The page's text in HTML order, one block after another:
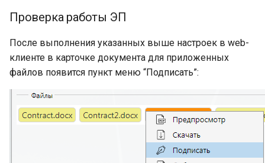
Проверка работы ЭП
После выполнения указанных выше настроек в web-
клиенте в карточке документа для приложенных
файлов появится пункт меню “Подписать”: